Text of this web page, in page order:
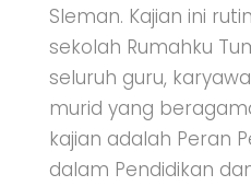
Sleman. Kajian ini
sekolah Rumahku
seluruh guru,
murid yang
kajian adalah Peran
dalam Pendidikan